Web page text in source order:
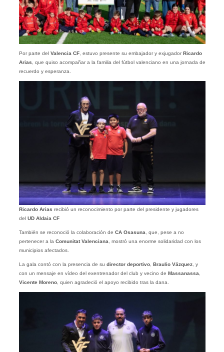
Por parte del Valencia CF, estuvo presente su embajador y exjugadorRicardo
Arias , que quiso acompañar a la familia del fútbol valenciano en una jornada de
recuerdo y esperanza.
Ricardo Arias recibió un reconocimiento por parte del presidente y jugadores
del UD Aldaia CF
También se reconoció la colaboración de CA Osasuna, que, pese a no
pertenecer a la Comunitat Valenciana, mostró una enorme solidaridad con los
municipios afectados.
La gala contó con la presencia de su director deportivo, Braulio Vázquez, y
con un mensaje en vídeo del exentrenador del club y vecino de Massanassa,
Vicente Moreno, quien agradeció el apoyo recibido tras la dana.